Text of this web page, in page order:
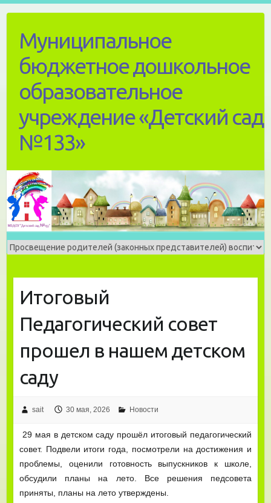
contentМуниципальное
бюджетное дошкольное
образовательное
учреждение «Детский сад
№133»
Итоговый
Педагогический совет
прошел в нашем детском
саду
sait 30 мая, 2026 Новости
29 мая в детском саду прошёл итоговый педагогический
совет. Подвели итоги года, посмотрели на достижения и
проблемы, оценили готовность выпускников к школе,
обсудили планы на лето. Все решения педсовета
приняты, планы на лето утверждены.